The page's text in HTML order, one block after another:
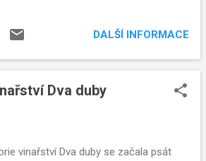
DALŠÍ INFORMACE
Dva duby
vinařství Dva duby se začala psát